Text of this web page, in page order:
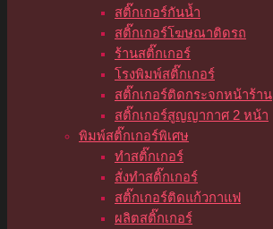
สติ๊กเกอร์กันน้ำ
สติ๊กเกอร์โฆษณาติดรถ
ร้านสติ๊กเกอร์
โรงพิมพ์สติ๊กเกอร์
สติ๊กเกอร์ติดกระจกหน้าร้าน
สติ๊กเกอร์สูญญากาศ 2 หน้า
พิมพ์สติ๊กเกอร์พิเศษ
ทำสติ๊กเกอร์
สั่งทำสติ๊กเกอร์
สติ๊กเกอร์ติดแก้วกาแฟ
ผลิตสติ๊กเกอร์